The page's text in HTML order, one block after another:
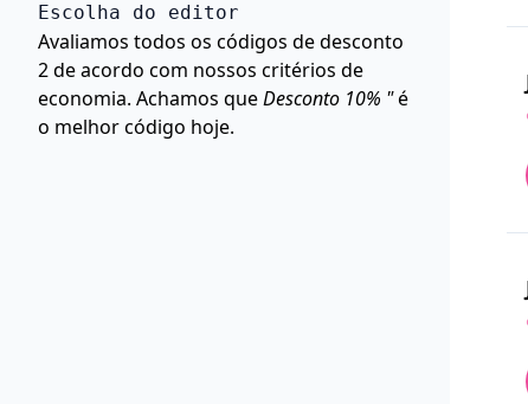
Escolha do editor
Avaliamos todos os códigos de desconto
2 de acordo com nossos critérios de
economia. Achamos queDesconto 10% "é
o melhor código hoje.